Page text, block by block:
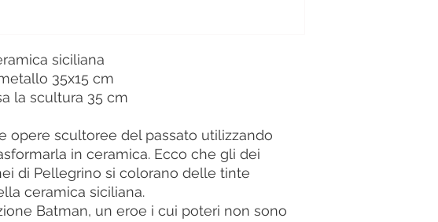
siciliana
35x15 cm
la scultura 35 cm
opere scultoree del passato utilizzando
in ceramica. Ecco che gli dei
di Pellegrino si colorano delle tinte
ceramica siciliana.
Batman, un eroe i cui poteri non sono